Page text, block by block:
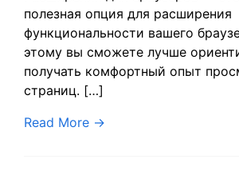
полезная опция для расширения
функциональности вашего
этому вы сможете лучше
получать комфортный опыт
страниц. […]
Read More →